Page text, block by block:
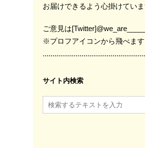
お届けできるよう心掛けていま
ご意見は
※プロフアイコンから飛べます
サイト内検索